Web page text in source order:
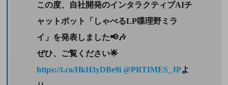
この度、自社開発のインタラクティブAIチ
ャットボット「しゃべるLP喋理野ミラ
イ」を発表しました📢🎶
ぜひ、ご覧ください🌟
https://t.co/HkH3yDBe9i @PRTIMES_JPよ